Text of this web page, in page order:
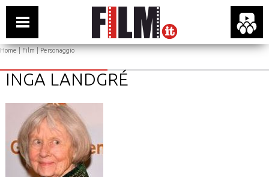
Home|Film| Personaggio
INGA LANDGRÉ